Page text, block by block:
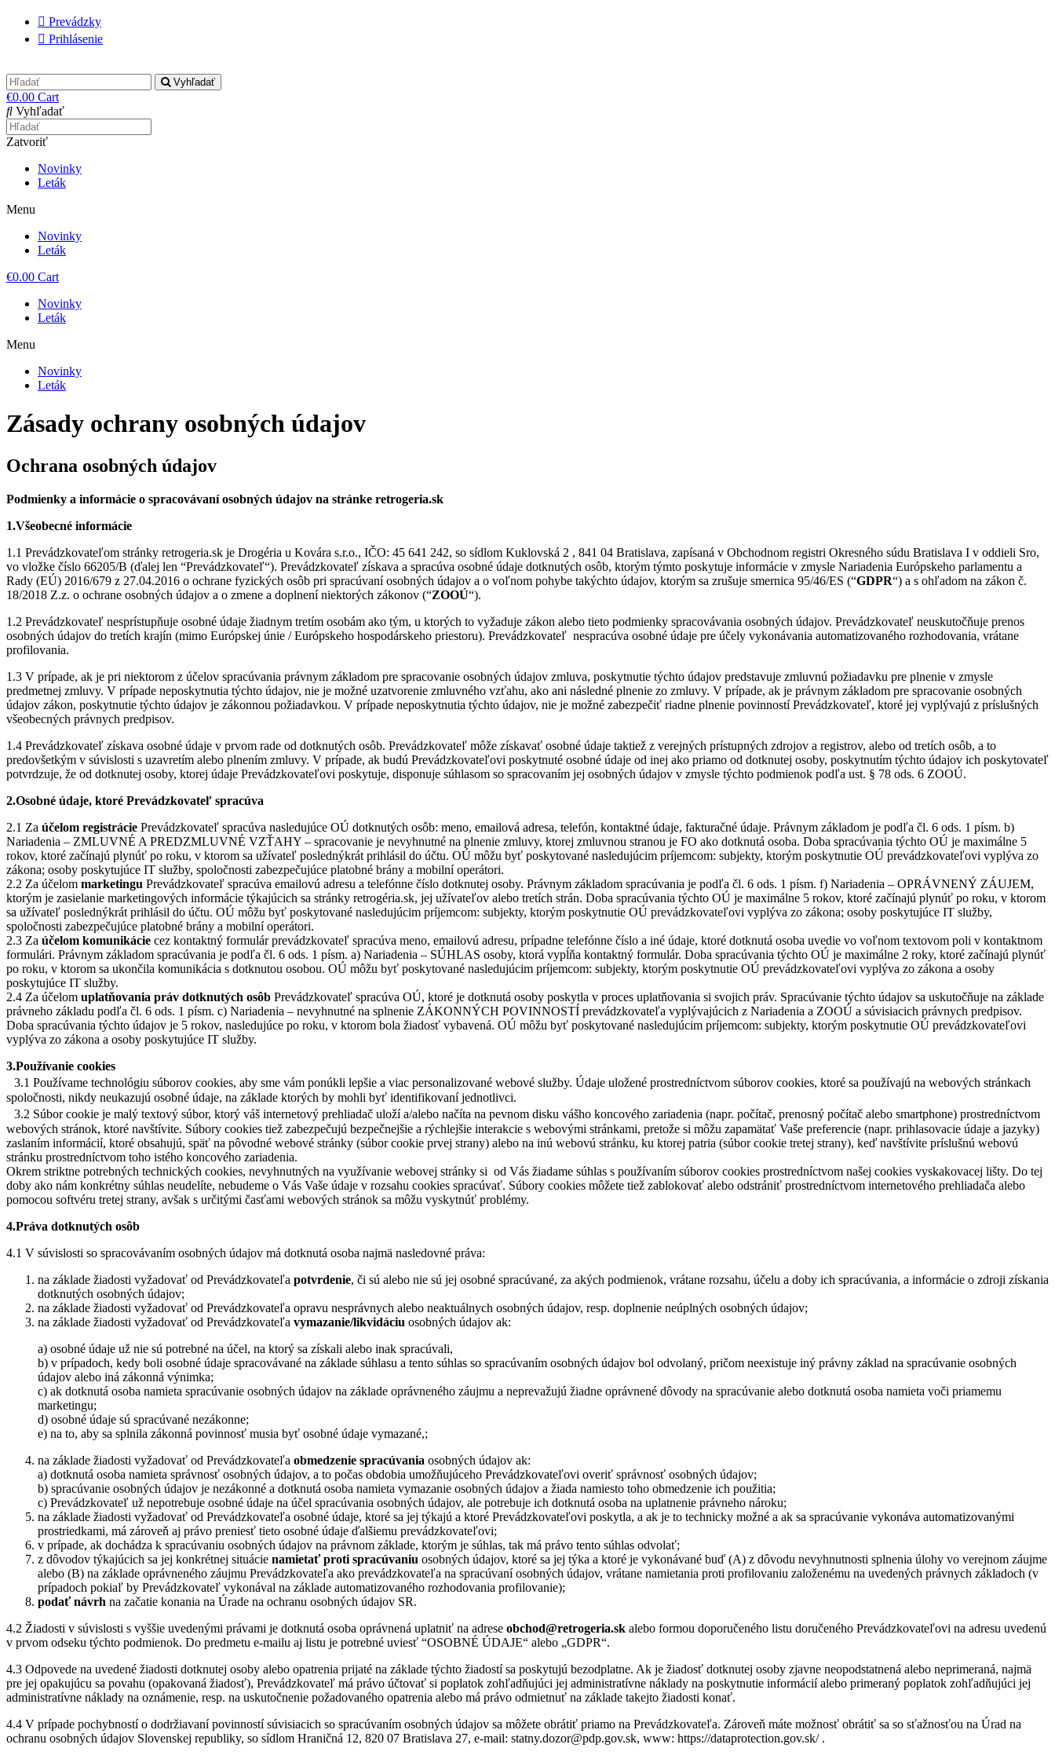
Prevádzky
Prihlásenie
Vyhľadať
€0.00 Cart
Vyhľadať
Zatvoriť
Novinky
Leták
Menu
Novinky
Leták
€0.00 Cart
Novinky
Leták
Menu
Novinky
Leták
Zásady ochrany osobných údajov
Ochrana osobných údajov
Podmienky a informácie o spracovávaní osobných údajov na stránke retrogeria.sk
1.Všeobecné informácie
1.1 Prevádzkovateľom stránky retrogeria.sk je Drogéria u Kovára s.r.o., IČO: 45 641 242, so sídlom Kuklovská 2 , 841 04 Bratislava, zapísaná v Obchodnom registri Okresného súdu Bratislava I v oddieli Sro,
vo vložke číslo 66205/B (ďalej len “Prevádzkovateľ“). Prevádzkovateľ získava a spracúva osobné údaje dotknutých osôb, ktorým týmto poskytuje informácie v zmysle Nariadenia Európskeho parlamentu a
Rady (EÚ) 2016/679 z 27.04.2016 o ochrane fyzických osôb pri spracúvaní osobných údajov a o voľnom pohybe takýchto údajov, ktorým sa zrušuje smernica 95/46/ES (“GDPR“) a s ohľadom na zákon č.
18/2018 Z.z. o ochrane osobných údajov a o zmene a doplnení niektorých zákonov (“ZOOÚ“).
1.2 Prevádzkovateľ nesprístupňuje osobné údaje žiadnym tretím osobám ako tým, u ktorých to vyžaduje zákon alebo tieto podmienky spracovávania osobných údajov. Prevádzkovateľ neuskutočňuje prenos
osobných údajov do tretích krajín (mimo Európskej únie / Európskeho hospodárskeho priestoru). Prevádzkovateľ nespracúva osobné údaje pre účely vykonávania automatizovaného rozhodovania, vrátane
profilovania.
1.3 V prípade, ak je pri niektorom z účelov spracúvania právnym základom pre spracovanie osobných údajov zmluva, poskytnutie týchto údajov predstavuje zmluvnú požiadavku pre plnenie v zmysle
predmetnej zmluvy. V prípade neposkytnutia týchto údajov, nie je možné uzatvorenie zmluvného vzťahu, ako ani následné plnenie zo zmluvy. V prípade, ak je právnym základom pre spracovanie osobných
údajov zákon, poskytnutie týchto údajov je zákonnou požiadavkou. V prípade neposkytnutia týchto údajov, nie je možné zabezpečiť riadne plnenie povinností Prevádzkovateľ, ktoré jej vyplývajú z príslušných
všeobecných právnych predpisov.
1.4 Prevádzkovateľ získava osobné údaje v prvom rade od dotknutých osôb. Prevádzkovateľ môže získavať osobné údaje taktiež z verejných prístupných zdrojov a registrov, alebo od tretích osôb, a to
predovšetkým v súvislosti s uzavretím alebo plnením zmluvy. V prípade, ak budú Prevádzkovateľovi poskytnuté osobné údaje od inej ako priamo od dotknutej osoby, poskytnutím týchto údajov ich poskytovateľ
potvrdzuje, že od dotknutej osoby, ktorej údaje Prevádzkovateľovi poskytuje, disponuje súhlasom so spracovaním jej osobných údajov v zmysle týchto podmienok podľa ust. § 78 ods. 6 ZOOÚ.
2.Osobné údaje, ktoré Prevádzkovateľ spracúva
2.1 Za účelom registrácie Prevádzkovateľ spracúva nasledujúce OÚ dotknutých osôb: meno, emailová adresa, telefón, kontaktné údaje, fakturačné údaje. Právnym základom je podľa čl. 6 ods. 1 písm. b)
Nariadenia – ZMLUVNÉ A PREDZMLUVNÉ VZŤAHY – spracovanie je nevyhnutné na plnenie zmluvy, ktorej zmluvnou stranou je FO ako dotknutá osoba. Doba spracúvania týchto OÚ je maximálne 5
rokov, ktoré začínajú plynúť po roku, v ktorom sa užívateľ poslednýkrát prihlásil do účtu. OÚ môžu byť poskytované nasledujúcim príjemcom: subjekty, ktorým poskytnutie OÚ prevádzkovateľovi vyplýva zo
zákona; osoby poskytujúce IT služby, spoločnosti zabezpečujúce platobné brány a mobilní operátori.
2.2 Za účelom marketingu Prevádzkovateľ spracúva emailovú adresu a telefónne číslo dotknutej osoby. Právnym základom spracúvania je podľa čl. 6 ods. 1 písm. f) Nariadenia – OPRÁVNENÝ ZÁUJEM,
ktorým je zasielanie marketingových informácie týkajúcich sa stránky retrogéria.sk, jej užívateľov alebo tretích strán. Doba spracúvania týchto OÚ je maximálne 5 rokov, ktoré začínajú plynúť po roku, v ktorom
sa užívateľ poslednýkrát prihlásil do účtu. OÚ môžu byť poskytované nasledujúcim príjemcom: subjekty, ktorým poskytnutie OÚ prevádzkovateľovi vyplýva zo zákona; osoby poskytujúce IT služby,
spoločnosti zabezpečujúce platobné brány a mobilní operátori.
2.3 Za účelom komunikácie cez kontaktný formulár prevádzkovateľ spracúva meno, emailovú adresu, prípadne telefónne číslo a iné údaje, ktoré dotknutá osoba uvedie vo voľnom textovom poli v kontaktnom
formulári. Právnym základom spracúvania je podľa čl. 6 ods. 1 písm. a) Nariadenia – SÚHLAS osoby, ktorá vypĺňa kontaktný formulár. Doba spracúvania týchto OÚ je maximálne 2 roky, ktoré začínajú plynúť
po roku, v ktorom sa ukončila komunikácia s dotknutou osobou. OÚ môžu byť poskytované nasledujúcim príjemcom: subjekty, ktorým poskytnutie OÚ prevádzkovateľovi vyplýva zo zákona a osoby
poskytujúce IT služby.
2.4 Za účelom uplatňovania práv dotknutých osôb Prevádzkovateľ spracúva OÚ, ktoré je dotknutá osoby poskytla v proces uplatňovania si svojich práv. Spracúvanie týchto údajov sa uskutočňuje na základe
právneho základu podľa čl. 6 ods. 1 písm. c) Nariadenia – nevyhnutné na splnenie ZÁKONNÝCH POVINNOSTÍ prevádzkovateľa vyplývajúcich z Nariadenia a ZOOÚ a súvisiacich právnych predpisov.
Doba spracúvania týchto údajov je 5 rokov, nasledujúce po roku, v ktorom bola žiadosť vybavená. OÚ môžu byť poskytované nasledujúcim príjemcom: subjekty, ktorým poskytnutie OÚ prevádzkovateľovi
vyplýva zo zákona a osoby poskytujúce IT služby.
3.Používanie cookies
3.1 Používame technológiu súborov cookies, aby sme vám ponúkli lepšie a viac personalizované webové služby. Údaje uložené prostredníctvom súborov cookies, ktoré sa používajú na webových stránkach
spoločnosti, nikdy neukazujú osobné údaje, na základe ktorých by mohli byť identifikovaní jednotlivci.
3.2 Súbor cookie je malý textový súbor, ktorý váš internetový prehliadač uloží a/alebo načíta na pevnom disku vášho koncového zariadenia (napr. počítač, prenosný počítač alebo smartphone) prostredníctvom
webových stránok, ktoré navštívite. Súbory cookies tiež zabezpečujú bezpečnejšie a rýchlejšie interakcie s webovými stránkami, pretože si môžu zapamätať Vaše preferencie (napr. prihlasovacie údaje a jazyky)
zaslaním informácií, ktoré obsahujú, späť na pôvodné webové stránky (súbor cookie prvej strany) alebo na inú webovú stránku, ku ktorej patria (súbor cookie tretej strany), keď navštívite príslušnú webovú
stránku prostredníctvom toho istého koncového zariadenia.
Okrem striktne potrebných technických cookies, nevyhnutných na využívanie webovej stránky si od Vás žiadame súhlas s používaním súborov cookies prostredníctvom našej cookies vyskakovacej lišty. Do tej
doby ako nám konkrétny súhlas neudelíte, nebudeme o Vás Vaše údaje v rozsahu cookies spracúvať. Súbory cookies môžete tiež zablokovať alebo odstrániť prostredníctvom internetového prehliadača alebo
pomocou softvéru tretej strany, avšak s určitými časťami webových stránok sa môžu vyskytnúť problémy.
4.Práva dotknutých osôb
4.1 V súvislosti so spracovávaním osobných údajov má dotknutá osoba najmä nasledovné práva:
na základe žiadosti vyžadovať od Prevádzkovateľa potvrdenie, či sú alebo nie sú jej osobné spracúvané, za akých podmienok, vrátane rozsahu, účelu a doby ich spracúvania, a informácie o zdroji získania
dotknutých osobných údajov;
na základe žiadosti vyžadovať od Prevádzkovateľa opravu nesprávnych alebo neaktuálnych osobných údajov, resp. doplnenie neúplných osobných údajov;
na základe žiadosti vyžadovať od Prevádzkovateľa vymazanie/likvidáciu osobných údajov ak:
a) osobné údaje už nie sú potrebné na účel, na ktorý sa získali alebo inak spracúvali,
b) v prípadoch, kedy boli osobné údaje spracovávané na základe súhlasu a tento súhlas so spracúvaním osobných údajov bol odvolaný, pričom neexistuje iný právny základ na spracúvanie osobných
údajov alebo iná zákonná výnimka;
c) ak dotknutá osoba namieta spracúvanie osobných údajov na základe oprávneného záujmu a neprevažujú žiadne oprávnené dôvody na spracúvanie alebo dotknutá osoba namieta voči priamemu
marketingu;
d) osobné údaje sú spracúvané nezákonne;
e) na to, aby sa splnila zákonná povinnosť musia byť osobné údaje vymazané,;
na základe žiadosti vyžadovať od Prevádzkovateľa obmedzenie spracúvania osobných údajov ak:
a) dotknutá osoba namieta správnosť osobných údajov, a to počas obdobia umožňujúceho Prevádzkovateľovi overiť správnosť osobných údajov;
b) spracúvanie osobných údajov je nezákonné a dotknutá osoba namieta vymazanie osobných údajov a žiada namiesto toho obmedzenie ich použitia;
c) Prevádzkovateľ už nepotrebuje osobné údaje na účel spracúvania osobných údajov, ale potrebuje ich dotknutá osoba na uplatnenie právneho nároku;
na základe žiadosti vyžadovať od Prevádzkovateľa osobné údaje, ktoré sa jej týkajú a ktoré Prevádzkovateľovi poskytla, a ak je to technicky možné a ak sa spracúvanie vykonáva automatizovanými
prostriedkami, má zároveň aj právo preniesť tieto osobné údaje ďalšiemu prevádzkovateľovi;
v prípade, ak dochádza k spracúvaniu osobných údajov na právnom základe, ktorým je súhlas, tak má právo tento súhlas odvolať;
z dôvodov týkajúcich sa jej konkrétnej situácie namietať proti spracúvaniu osobných údajov, ktoré sa jej týka a ktoré je vykonávané buď (A) z dôvodu nevyhnutnosti splnenia úlohy vo verejnom záujme
alebo (B) na základe oprávneného záujmu Prevádzkovateľa ako prevádzkovateľa na spracúvaní osobných údajov, vrátane namietania proti profilovaniu založenému na uvedených právnych základoch (v
prípadoch pokiaľ by Prevádzkovateľ vykonával na základe automatizovaného rozhodovania profilovanie);
podať návrh na začatie konania na Úrade na ochranu osobných údajov SR.
4.2 Žiadosti v súvislosti s vyššie uvedenými právami je dotknutá osoba oprávnená uplatniť na adrese obchod@retrogeria.sk alebo formou doporučeného listu doručeného Prevádzkovateľovi na adresu uvedenú
v prvom odseku týchto podmienok. Do predmetu e-mailu aj listu je potrebné uviesť “OSOBNÉ ÚDAJE“ alebo „GDPR“.
4.3 Odpovede na uvedené žiadosti dotknutej osoby alebo opatrenia prijaté na základe týchto žiadostí sa poskytujú bezodplatne. Ak je žiadosť dotknutej osoby zjavne neopodstatnená alebo neprimeraná, najmä
pre jej opakujúcu sa povahu (opakovaná žiadosť), Prevádzkovateľ má právo účtovať si poplatok zohľadňujúci jej administratívne náklady na poskytnutie informácií alebo primeraný poplatok zohľadňujúci jej
administratívne náklady na oznámenie, resp. na uskutočnenie požadovaného opatrenia alebo má právo odmietnuť na základe takejto žiadosti konať.
4.4 V prípade pochybností o dodržiavaní povinností súvisiacich so spracúvaním osobných údajov sa môžete obrátiť priamo na Prevádzkovateľa. Zároveň máte možnosť obrátiť sa so sťažnosťou na Úrad na
ochranu osobných údajov Slovenskej republiky, so sídlom Hraničná 12, 820 07 Bratislava 27, e-mail: statny.dozor@pdp.gov.sk, www: https://dataprotection.gov.sk/ .